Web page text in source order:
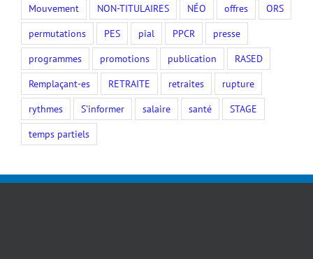
Mouvement
NON-TITULAIRES NÉO offres
ORS
permutations
PES pial PPCR
presse
programmes
promotions publication
RASED
Remplaçant-es
RETRAITE retraites
rupture
rythmes
S'informer salaire santé
STAGE
temps partiels